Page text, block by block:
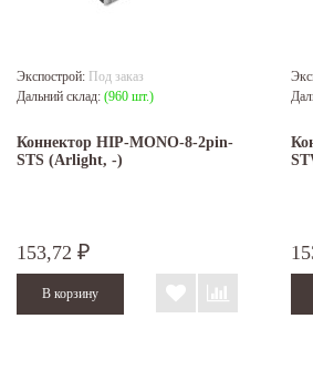
Экспострой: Под заказ
Дальний склад: (960 шт.)
Коннектор HIP-MONO-8-2pin-
STS (Arlight, -)
153,72 ₽